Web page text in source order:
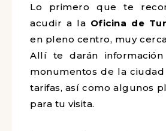
Lo primero que te
acudir a la Oficina de
en pleno centro, muy
Allí te darán
monumentos de la
tarifas, así como algunos
para tu visita.